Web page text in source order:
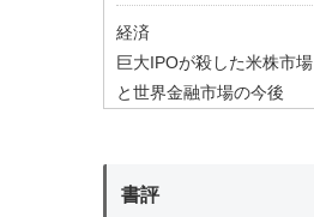
経済
巨大IPOが殺した米株市場
と世界金融市場の今後
書評